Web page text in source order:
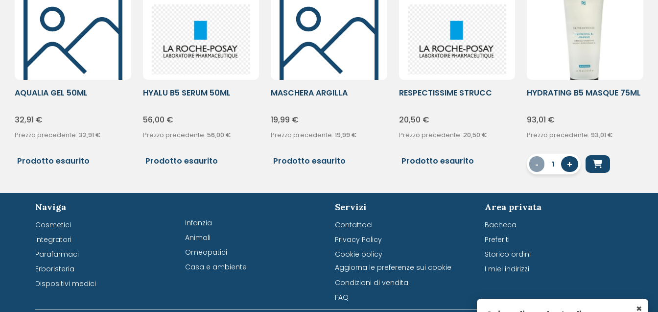
AQUALIA GEL 50ML
32,91 €
Prezzo precedente: 32,91 €
Prodotto esaurito
HYALU B5 SERUM 50ML
56,00 €
Prezzo precedente: 56,00 €
Prodotto esaurito
MASCHERA ARGILLA
19,99 €
Prezzo precedente: 19,99 €
Prodotto esaurito
RESPECTISSIME STRUCC
20,50 €
Prezzo precedente: 20,50 €
Prodotto esaurito
HYDRATING B5 MASQUE 75ML
93,01 €
Prezzo precedente: 93,01 €
- 1 +
Naviga
Cosmetici
Integratori
Parafarmaci
Erboristeria
Dispositivi medici
Infanzia
Animali
Omeopatici
Casa e ambiente
Servizi
Contattaci
Privacy Policy
Cookie policy
Aggiorna le preferenze sui cookie
Condizioni di vendita
FAQ
Area privata
Bacheca
Preferiti
Storico ordini
I miei indirizzi
×